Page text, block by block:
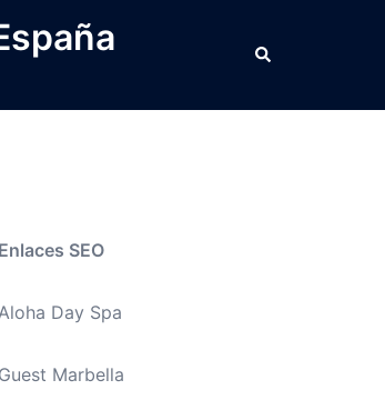
Buscar
Enlaces SEO
Day Spa
Guest Marbella